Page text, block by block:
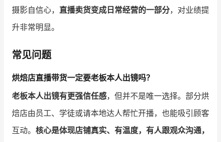
摄影自信心， 直播卖货变成日常经营的一部分，对业绩提
升非常明显。
常见问题
烘焙店直播带货一定要老板本人出镜吗？
老板本人出镜有更强信任感，但并不是唯一选择。部分烘
焙店由员工、学徒或请本地达人帮忙开播，也能吸引顾客
互动。 核心是体现店铺真实、有温度，有人跟观众沟通，